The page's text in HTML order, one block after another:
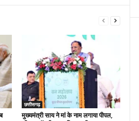
छत्तीसगढ़
मुख्यमंत्री साय ने मां के नाम लगाया पीपल,